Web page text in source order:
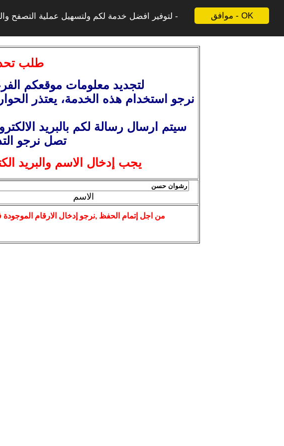
موافق - OK
لتوفير افضل خدمة لكم ولتسهيل عملية التصفح
طلب
لتجديد معلومات موقعكم
نرجو استخدام هذه الخدمة، يعتذر
سيتم ارسال رسالة لكم بالبريد
تصل نرجو
يجب إدخال الاسم والبريد
الاسم
من اجل إتمام الحفظ ,نرجو إدخال الارقام